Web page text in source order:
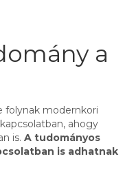
a
folynak modernkori
ahogy
is. A tudományos
is adhatnak